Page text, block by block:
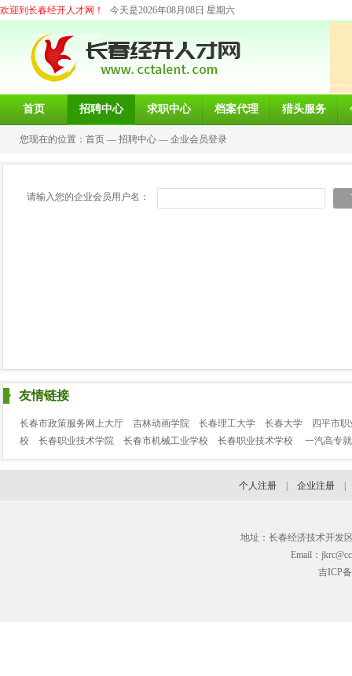
欢迎到长春经开人才网！ 今天是2026年08月08日 星期六
首页 招聘中心 求职中心 档案代理 猎头服务
您现在的位置： 首页 — 招聘中心 — 企业会员登录
请输入您的企业会员用户名：
友情链接
长春市政策服务网上大厅 吉林动画学院 长春理工大学 长春大学
四平市
校
长春职业技术学院 长春市机械工业学校 长春职业技术学校 一汽高专
个人注册 企业注册
地址：长春经济技术开发
Email：
吉ICP